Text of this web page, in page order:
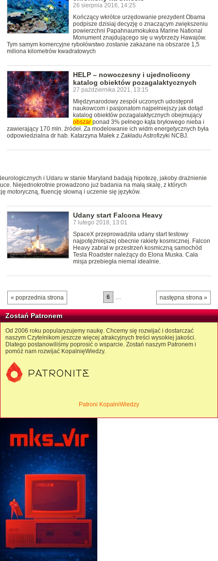
26 sierpnia 2016, 14:25
Kończący wkrótce urzędowanie prezydent Obama
podpisze dzisiaj decyzję o znaczącym zwiększeniu
powierzchni Papahnaumokukea Marine National
Monument znajdującego się u wybrzeży Hawajów.
Tym samym komercyjne rybołówstwo zostanie zakazane na obszarze 1,5
miliona kilometrów kwadratowych
HELP – nowoczesny i ujednolicony
katalog obiektów pozagalaktycznych
27 października 2021, 13:15
Międzynarodowy zespół uczonych udostępnił
naukowcom i pasjonatom najpełniejszy jak dotąd
katalog obiektów pozagalaktycznych obejmujący
obszar ponad 3% pełnego kąta bryłowego nieba i
zawierający 170 mln. źródeł. Za modelowanie ich widm energetycznych była
odpowiedzialna dr hab. Katarzyna Małek z Zakładu Astrofizyki NCBJ.
i Udaru w stanie Maryland badają hipotezę, jakoby drażnienie
Niejednokrotnie prowadzono już badania na małą skalę, z których
motoryczną, fluencję słowną i uczenie się języków.
Udany start Falcona Heavy
7 lutego 2018, 13:01
SpaceX przeprowadziła udany start testowy
najpotężniejszej obecnie rakiety kosmicznej. Falcon
Heavy zabrał w przestrzeń kosmiczną samochód
Tesla Roadster należący do Elona Muska. Cała
misja przebiegła niemal idealnie.
« poprzednia strona następna strona »
6 …
Zostań Patronem
Od 2006 roku popularyzujemy naukę. Chcemy się rozwijać i dostarczać
naszym Czytelnikom jeszcze więcej atrakcyjnych treści wysokiej jakości.
Dlatego postanowiliśmy poprosić o wsparcie. Zostań naszym Patronem i
pomóż nam rozwijać KopalnięWiedzy.
Patroni KopalniWiedzy